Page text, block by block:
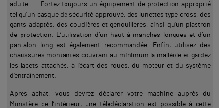
adulte. Portez toujours un équipement de protection approprié
tel qu’un casque de sécurité approuvé, des lunettes type cross, des
gants adaptés, des coudières et genouillères, ainsi qu’un plastron
de protection. L’utilisation d’un haut à manches longues et d’un
pantalon long est également recommandée. Enfin, utilisez des
chaussures montantes couvrant au minimum la malléole et gardez
les lacets attachés, à l’écart des roues, du moteur et du système
d’entraînement.
Après achat, vous devrez déclarer votre machine auprès du
Ministère de l’intérieur, une télédéclaration est possible à cette